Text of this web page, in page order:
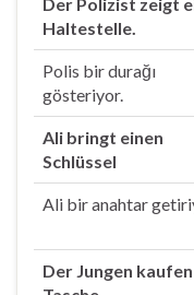
Haltestelle.
Polis bir durağı
gösteriyor.
Ali bringt einen
Schlüssel
Ali bir anahtar
Der Jungen